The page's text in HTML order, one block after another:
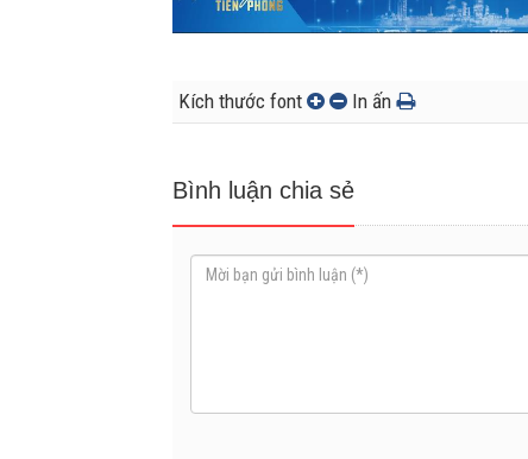
Kích thước font In ấn
Bình luận chia sẻ